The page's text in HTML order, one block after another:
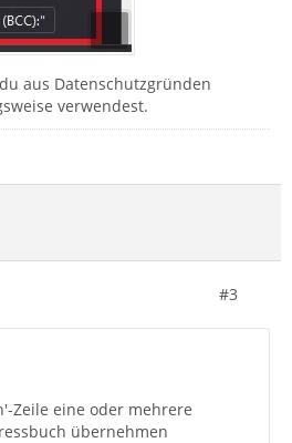
aus Datenschutzgründen
verwendest.
#3
Zeile eine oder mehrere
übernehmen